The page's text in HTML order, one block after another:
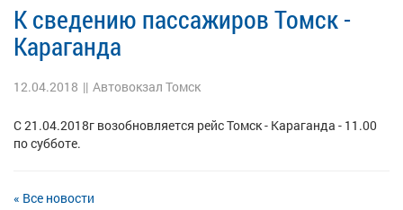
К сведению пассажиров Томск -
Караганда
12.04.2018 || Автовокзал Томск
С 21.04.2018г возобновляется рейс Томск - Караганда - 11.00
по субботе.
« Все новости